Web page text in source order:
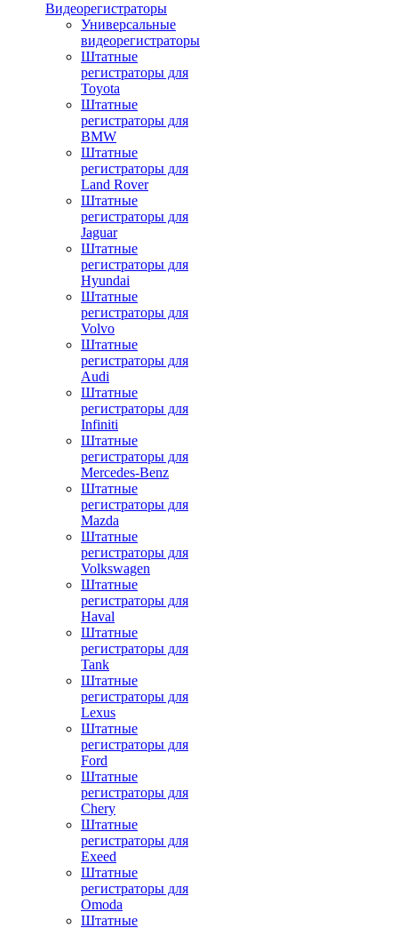
Видеорегистраторы
Универсальные
видеорегистраторы
Штатные
регистраторы для
Toyota
Штатные
регистраторы для
BMW
Штатные
регистраторы для
Land Rover
Штатные
регистраторы для
Jaguar
Штатные
регистраторы для
Hyundai
Штатные
регистраторы для
Volvo
Штатные
регистраторы для
Audi
Штатные
регистраторы для
Infiniti
Штатные
регистраторы для
Mercedes-Benz
Штатные
регистраторы для
Mazda
Штатные
регистраторы для
Volkswagen
Штатные
регистраторы для
Haval
Штатные
регистраторы для
Tank
Штатные
регистраторы для
Lexus
Штатные
регистраторы для
Ford
Штатные
регистраторы для
Chery
Штатные
регистраторы для
Exeed
Штатные
регистраторы для
Omoda
Штатные